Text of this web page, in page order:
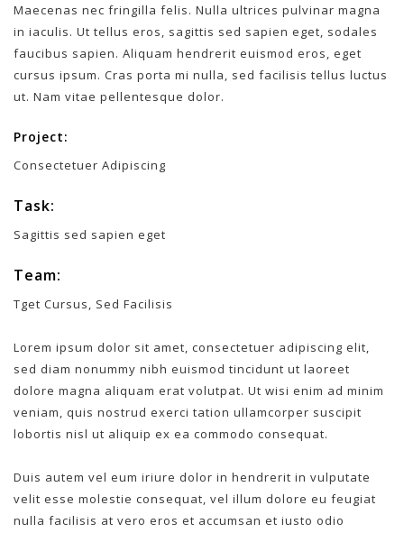
Maecenas nec fringilla felis. Nulla ultrices pulvinar magna
in iaculis. Ut tellus eros, sagittis sed sapien eget, sodales
faucibus sapien. Aliquam hendrerit euismod eros, eget
cursus ipsum. Cras porta mi nulla, sed facilisis tellus luctus
ut. Nam vitae pellentesque dolor.
Project:
Consectetuer Adipiscing
Task:
Sagittis sed sapien eget
Team:
Tget Cursus, Sed Facilisis
Lorem ipsum dolor sit amet, consectetuer adipiscing elit,
sed diam nonummy nibh euismod tincidunt ut laoreet
dolore magna aliquam erat volutpat. Ut wisi enim ad minim
veniam, quis nostrud exerci tation ullamcorper suscipit
lobortis nisl ut aliquip ex ea commodo consequat.
Duis autem vel eum iriure dolor in hendrerit in vulputate
velit esse molestie consequat, vel illum dolore eu feugiat
nulla facilisis at vero eros et accumsan et iusto odio